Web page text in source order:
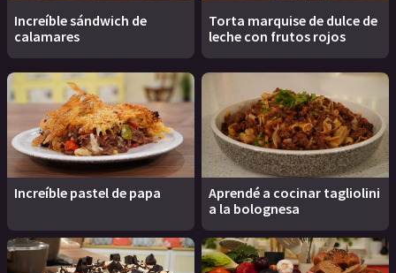
Increíble sándwich de
calamares
Torta marquise de dulce de
leche con frutos rojos
Increíble pastel de papa
Aprendé a cocinar tagliolini
a la bolognesa